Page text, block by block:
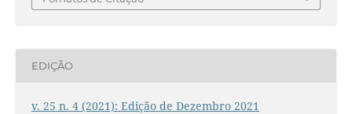
EDIÇÃO
v. 25 n. 4 (2021): Edição de Dezembro 2021